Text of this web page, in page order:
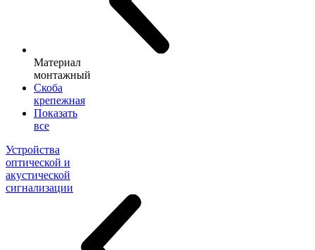
Материал
монтажный
Скоба
крепежная
Показать
все
Устройства
оптической и
акустической
сигнализации